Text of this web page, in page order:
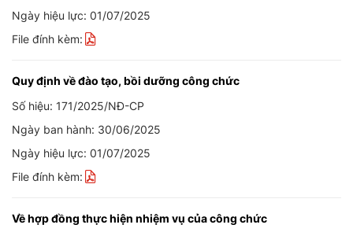
Ngày hiệu lực: 01/07/2025
File đính kèm:
Quy định về đào tạo, bồi dưỡng công chức
Số hiệu: 171/2025/NĐ-CP
Ngày ban hành: 30/06/2025
Ngày hiệu lực: 01/07/2025
File đính kèm:
Về hợp đồng thực hiện nhiệm vụ của công chức